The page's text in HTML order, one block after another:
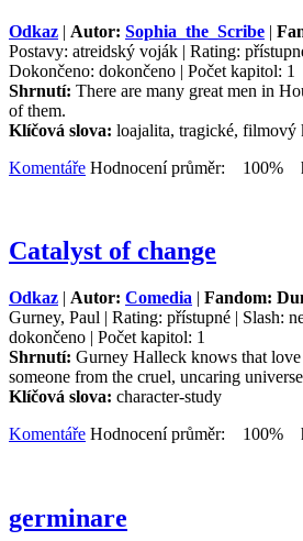
Odkaz | Autor: Sophia_the_Scribe |
Postavy: atreidský voják | Rating:
Dokončeno: dokončeno | Počet kapitol: 1
Shrnutí: There are many great men in
of them.
Klíčová slova: loajalita, tragické, filmový
Komentáře Hodnocení průměr: 100%
Catalyst of change
Odkaz | Autor: Comedia | Fandom:
Gurney, Paul | Rating: přístupné | Slash:
dokončeno | Počet kapitol: 1
Shrnutí: Gurney Halleck knows that
someone from the cruel, uncaring
Klíčová slova: character-study
Komentáře Hodnocení průměr: 100%
germinare